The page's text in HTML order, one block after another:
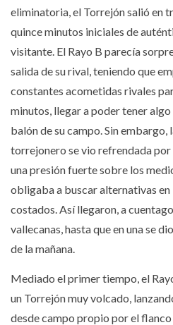
eliminatoria, el Torrejón salió en
quince minutos iniciales de
visitante. El Rayo B parecía
salida de su rival, teniendo que
constantes acometidas rivales
minutos, llegar a poder tener
balón de su campo. Sin
torrejonero se vio refrendada por
una presión fuerte sobre los
obligaba a buscar alternativas
costados. Así llegaron, a
vallecanas, hasta que en una se
de la mañana.
Mediado el primer tiempo, el
un Torrejón muy volcado,
desde campo propio por el